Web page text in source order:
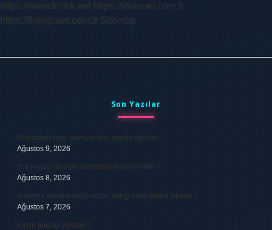
https://www.frmtrk.net https://atlasnet.com.tr
https://flyingcam.com.tr Sitemap
Son Yazılar
Muhabbet kuşu yavrusu kaç günde tüylenir ?
Ağustos 9, 2026
Toz kondurmamak deyiminin anlamı nedir ?
Ağustos 8, 2026
Kurutma makinesinde kotlar hangi programda yıkanır ?
Ağustos 7, 2026
Kimin averajı yüksek ?